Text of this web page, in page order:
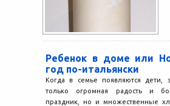
Ребенок в доме или
год по-итальянски
Когда в семье появляются дети,
только огромная радость и
праздник, но и множественные